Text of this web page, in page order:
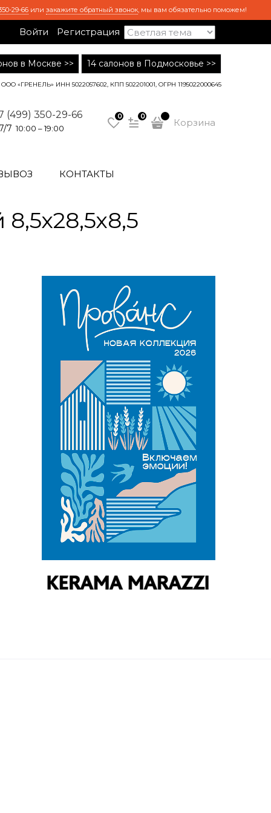
29-66 или закажите обратный звонок, мы вам обязательно поможем!
Войти Регистрация
в Москве >> 14 салонов в Подмосковье >>
ООО «ГРЕНЕЛЬ» ИНН 5022057602, КПП 502201001, ОГРН 1195022000645
(499) 350-29-66
7 10:00 – 19:00
0 0
Корзина
КОНТАКТЫ